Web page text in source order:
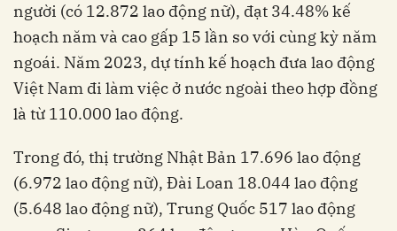
người (có 12.872 lao động nữ), đạt 34.48% kế
hoạch năm và cao gấp 15 lần so với cùng kỳ năm
ngoái. Năm 2023, dự tính kế hoạch đưa lao động
Việt Nam đi làm việc ở nước ngoài theo hợp đồng
là từ 110.000 lao động.
Trong đó, thị trường Nhật Bản 17.696 lao động
(6.972 lao động nữ), Đài Loan 18.044 lao động
(5.648 lao động nữ), Trung Quốc 517 lao động